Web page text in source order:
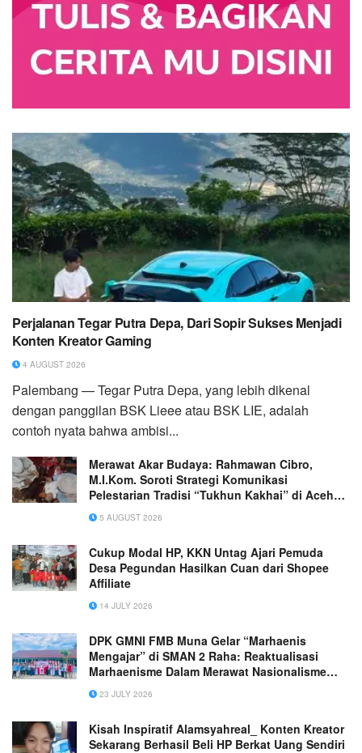
Perjalanan Tegar Putra Depa, Dari Sopir Sukses Menjadi
Konten Kreator Gaming
4 AUGUST 2026
Palembang — Tegar Putra Depa, yang lebih dikenal
dengan panggilan BSK Lieee atau BSK LIE, adalah
contoh nyata bahwa ambisi...
Merawat Akar Budaya: Rahmawan Cibro,
M.I.Kom. Soroti Strategi Komunikasi
Pelestarian Tradisi “Tukhun Kakhai” di Aceh
Singkil
5 AUGUST 2026
Cukup Modal HP, KKN Untag Ajari Pemuda
Desa Pegundan Hasilkan Cuan dari Shopee
Affiliate
14 JULY 2026
DPK GMNI FMB Muna Gelar “Marhaenis
Mengajar” di SMAN 2 Raha: Reaktualisasi
Marhaenisme Dalam Merawat Nasionalisme
Pada Generasi Z
23 JULY 2026
Kisah Inspiratif Alamsyahreal_ Konten Kreator
Sekarang Berhasil Beli HP Berkat Uang Sendiri